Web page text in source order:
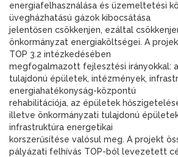
energiafelhasználása és üzemeltetési
üvegházhatású gázok kibocsátása
jelentősen csökkenjen, ezáltal
önkormányzat energiaköltségei. A
TOP 3.2 intézkedésében
megfogalmazott fejlesztési irányokkal:
tulajdonú épületek, intézmények,
energiahatékonyság-központú
rehabilitációja, az épületek
illetve önkormányzati tulajdonú
infrastruktúra energetikai
korszerűsítése valósul meg. A projekt
pályázati felhívás TOP-ból levezetett